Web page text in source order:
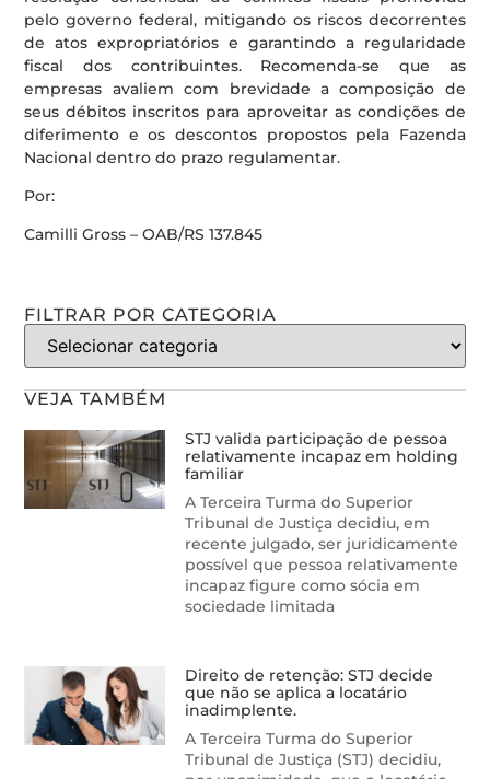
pelo governo federal, mitigando os riscos decorrentes
de atos expropriatórios e garantindo a regularidade
fiscal dos contribuintes. Recomenda-se que as
empresas avaliem com brevidade a composição de
seus débitos inscritos para aproveitar as condições de
diferimento e os descontos propostos pela Fazenda
Nacional dentro do prazo regulamentar.
Por:
Camilli Gross – OAB/RS 137.845
FILTRAR POR CATEGORIA
VEJA TAMBÉM
STJ valida participação de pessoa
relativamente incapaz em holding
familiar
A Terceira Turma do Superior
Tribunal de Justiça decidiu, em
recente julgado, ser juridicamente
possível que pessoa relativamente
incapaz figure como sócia em
sociedade limitada
Direito de retenção: STJ decide
que não se aplica a locatário
inadimplente.
A Terceira Turma do Superior
Tribunal de Justiça (STJ) decidiu,